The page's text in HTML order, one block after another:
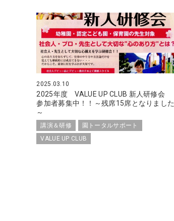
2025.03.10
2025年度 VALUE UP CLUB 新人研修会
参加者募集中！！～残席15席となりました
～
講演＆研修
園トータルサポート
VALUE UP CLUB